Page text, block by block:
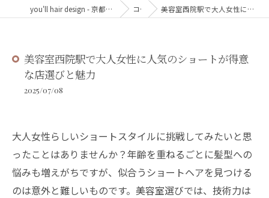
you'll hair design - 京都・西院の、髪と心が整う美容室。 コラム 美容室西院駅で大人女性に人気のショートが得意な店選びと魅力
美容室西院駅で大人女性に人気のショートが得意
な店選びと魅力
2025/07/08
大人女性らしいショートスタイルに挑戦してみたいと思
ったことはありませんか？年齢を重ねるごとに髪型への
悩みも増えがちですが、似合うショートヘアを見つける
のは意外と難しいものです。美容室選びでは、技術力は